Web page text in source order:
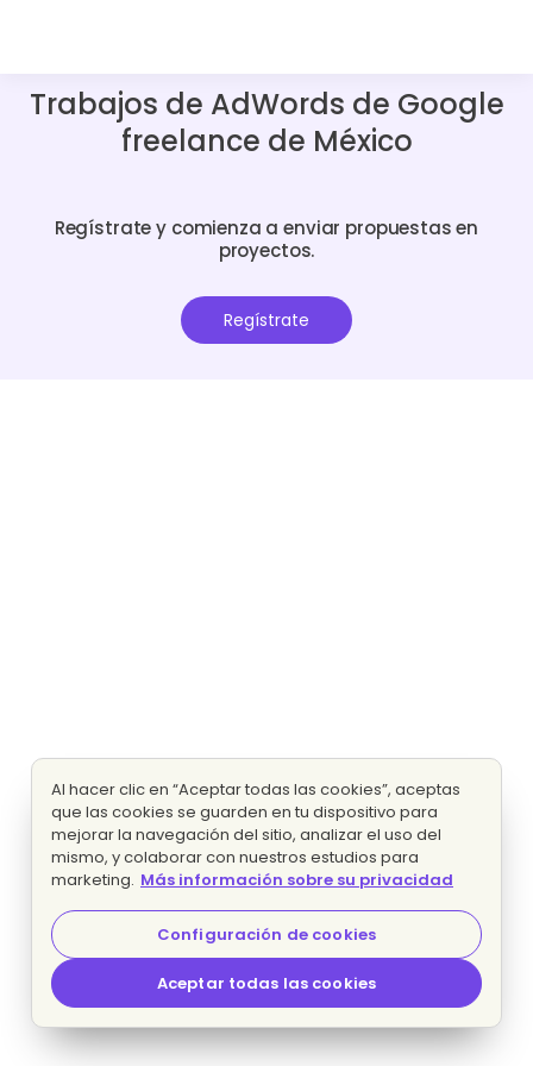
Trabajos de AdWords de Google
freelance de México
Regístrate y comienza a enviar propuestas en
proyectos.
Regístrate
Al hacer clic en “Aceptar todas las cookies”, aceptas
que las cookies se guarden en tu dispositivo para
mejorar la navegación del sitio, analizar el uso del
mismo, y colaborar con nuestros estudios para
marketing. Más información sobre su privacidad
Configuración de cookies
Aceptar todas las cookies